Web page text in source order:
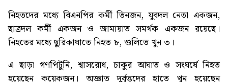
নিহতদের মধ্যে বিএনপির কর্মী তিনজন, যুবদল নেতা একজন,
ছাত্রদল কর্মী একজন ও জামায়াত সমর্থক একজন রয়েছে।
নিহতের মধ্যে ছুরিকাঘাতে নিহত ৮, গুলিতে খুন ৩।
এ ছাড়া গণপিটুনি, শ্বাসরোধ, চাকুর আঘাত ও সংঘর্ষে নিহত
হয়েছেন কয়েকজন। অজ্ঞাত দুর্বৃত্তদের হাতে খুন হয়েছেন